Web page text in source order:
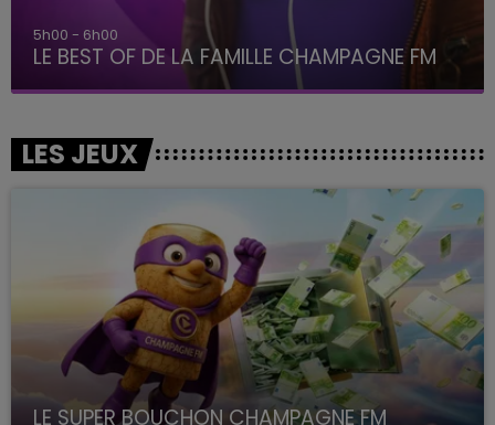
5h00 - 6h00
LE BEST OF DE LA FAMILLE CHAMPAGNE FM
LES JEUX
LE SUPER BOUCHON CHAMPAGNE FM